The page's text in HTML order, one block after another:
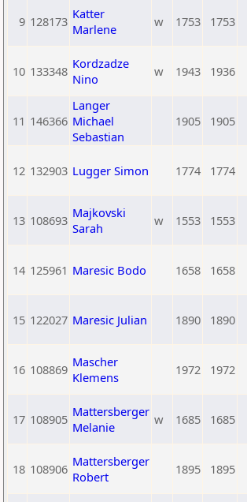
9 128173 Katter
Marlene
w 1753 1753
10 133348 Kordzadze
Nino
w 1943 1936
11 146366
Langer
Michael
Sebastian
1905 1905
12 132903 Lugger Simon 1774 1774
13 108693 Majkovski
Sarah
w 1553 1553
14 125961 Maresic Bodo 1658 1658
15 122027 Maresic Julian 1890 1890
16 108869 Mascher
Klemens
1972 1972
17 108905 Mattersberger
Melanie
w 1685 1685
18 108906 Mattersberger
Robert
1895 1895